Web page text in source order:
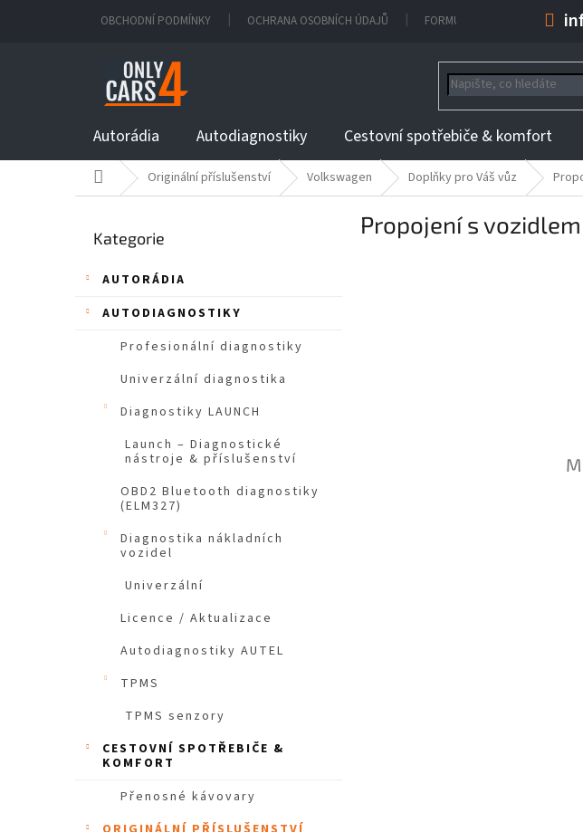
OBCHODNÍ PODMÍNKY OCHRANA OSOBNÍCH ÚDAJŮ FORMULÁŘ NA ODSTOUPENÍ
Autorádia Autodiagnostiky Cestovní spotřebiče & komfort
Domů Originální příslušenství Volkswagen Doplňky pro Váš vůz
kategorie
Kategorie
AUTORÁDIA
AUTODIAGNOSTIKY
Profesionální diagnostiky
Univerzální diagnostika
Diagnostiky LAUNCH
Launch – Diagnostické
nástroje & příslušenství
OBD2 Bluetooth diagnostiky
(ELM327)
Diagnostika nákladních
vozidel
Univerzální
Licence / Aktualizace
Autodiagnostiky AUTEL
TPMS
TPMS senzory
CESTOVNÍ SPOTŘEBIČE &
KOMFORT
Přenosné kávovary
Propojení s vozidlem